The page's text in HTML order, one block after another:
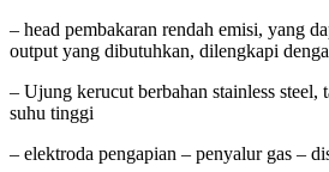
– head pembakaran rendah emisi, yang
output yang dibutuhkan, dilengkapi
– Ujung kerucut berbahan stainless steel,
suhu tinggi
– elektroda pengapian – penyalur gas –